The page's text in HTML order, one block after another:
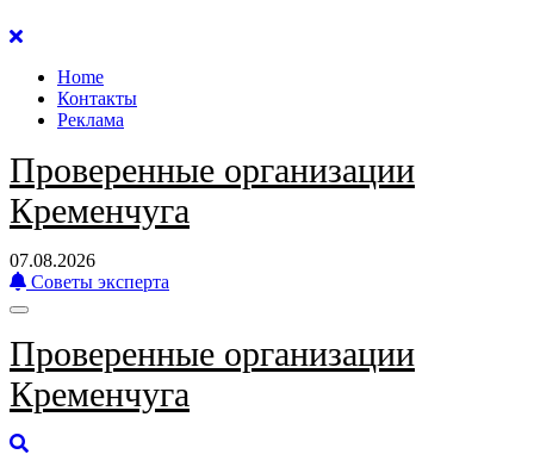
Перейти
содержанию
Home
Контакты
Реклама
Проверенные организации
Кременчуга
07.08.2026
Советы эксперта
Проверенные организации
Кременчуга